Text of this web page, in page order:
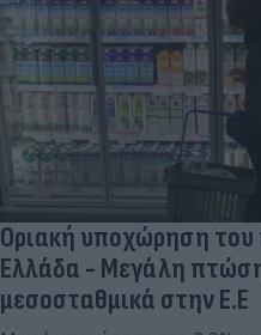
Οριακή υποχώρηση
Ελλάδα - Μεγάλη
μεσοσταθμικά στην Ε.Ε